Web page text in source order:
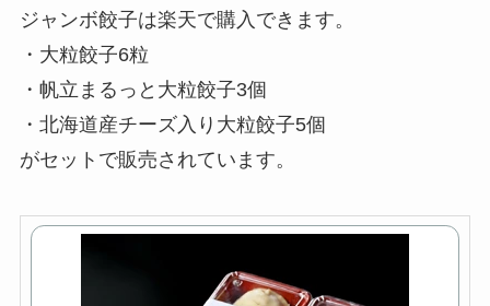
ジャンボ餃子は楽天で購入できます。
・大粒餃子6粒
・帆立まるっと大粒餃子3個
・北海道産チーズ入り大粒餃子5個
がセットで販売されています。